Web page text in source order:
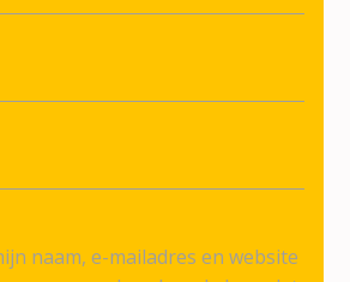
naam, e-mailadres en website